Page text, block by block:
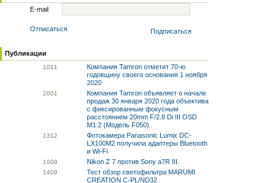
E-mail
Отписаться Подписаться
Публикации
1011
Компания Tamron отметит 70-ю
годовщину своего основания 1 ноября
2020
2001
Компания Tamron объявляет о начале
продаж 30 января 2020 года объектива
с фиксированным фокусным
расстоянием 20mm F/2.8 Di III OSD
M1:2 (Модель F050)
1312
Фотокамера Panasonic Lumix DC-
LX100M2 получила адаптеры Bluetooth
и Wi-Fi
1009 Nikon Z 7 против Sony a7R III.
1409
Тест обзор светофильтра MARUMI
CREATION C-PL/ND32